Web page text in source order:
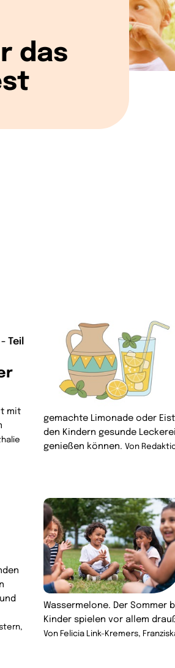
das
Teil
mit
gemachte Limonade oder
den Kindern gesunde
genießen können. Von
Wassermelone. Der Sommer
Kinder spielen vor allem
Von Felicia Link-Kremers,